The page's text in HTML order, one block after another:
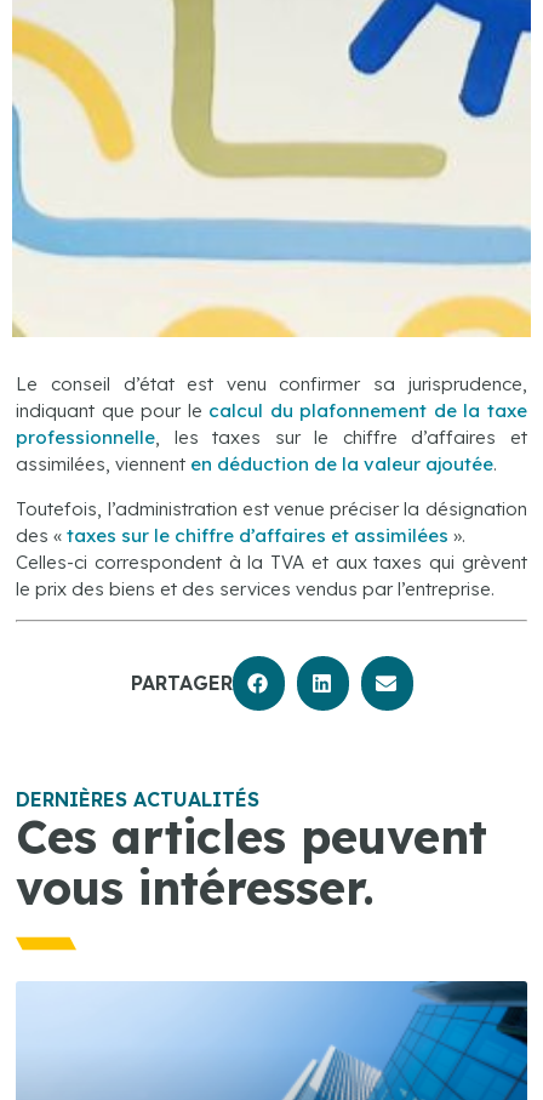
Le conseil d’état est venu confirmer sa jurisprudence,
indiquant que pour le calcul du plafonnement de la taxe
professionnelle, les taxes sur le chiffre d’affaires et
assimilées, viennent en déduction de la valeur ajoutée.
Toutefois, l’administration est venue préciser la désignation
des «taxes sur le chiffre d’affaires et assimilées ».
Celles-ci correspondent à la TVA et aux taxes qui grèvent
le prix des biens et des services vendus par l’entreprise.
PARTAGER
DERNIÈRES ACTUALITÉS
Ces articles peuvent
vous intéresser.